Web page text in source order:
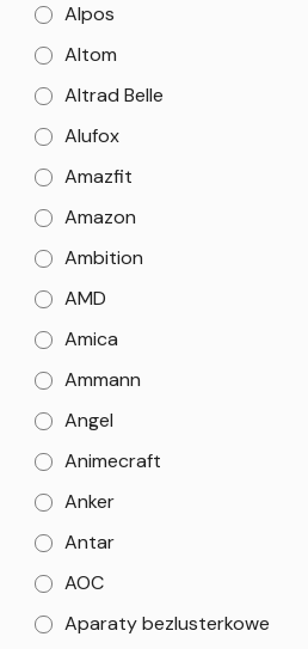
Alpos
Altom
Altrad Belle
Alufox
Amazfit
Amazon
Ambition
AMD
Amica
Ammann
Angel
Animecraft
Anker
Antar
AOC
Aparaty bezlusterkowe